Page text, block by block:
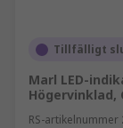
Tillfälligt
Marl LED-
Högervinklad,
RS-artikelnummer